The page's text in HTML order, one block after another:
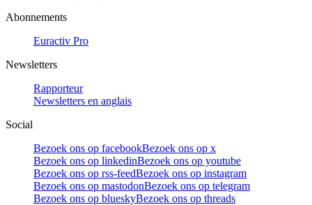
Abonnements
Euractiv Pro
Newsletters
Rapporteur
Newsletters en anglais
Social
Bezoek ons op facebookBezoek ons op x
Bezoek ons op linkedinBezoek ons op youtube
Bezoek ons op rss-feedBezoek ons op instagram
Bezoek ons op mastodonBezoek ons op telegram
Bezoek ons op blueskyBezoek ons op threads